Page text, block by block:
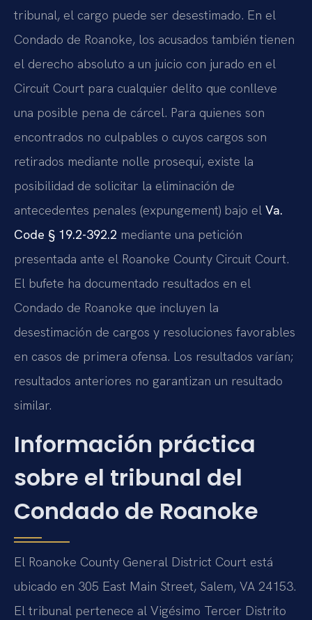
tribunal, el cargo puede ser desestimado. En el
Condado de Roanoke, los acusados también tienen
el derecho absoluto a un juicio con jurado en el
Circuit Court para cualquier delito que conlleve
una posible pena de cárcel. Para quienes son
encontrados no culpables o cuyos cargos son
retirados mediante nolle prosequi, existe la
posibilidad de solicitar la eliminación de
antecedentes penales (expungement) bajo el Va.
Code § 19.2-392.2 mediante una petición
presentada ante el Roanoke County Circuit Court.
El bufete ha documentado resultados en el
Condado de Roanoke que incluyen la
desestimación de cargos y resoluciones favorables
en casos de primera ofensa. Los resultados varían;
resultados anteriores no garantizan un resultado
similar.
Información práctica
sobre el tribunal del
Condado de Roanoke
El Roanoke County General District Court está
ubicado en 305 East Main Street, Salem, VA 24153.
El tribunal pertenece al Vigésimo Tercer Distrito